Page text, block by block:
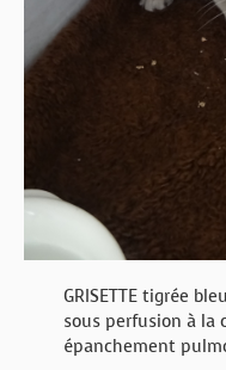
GRISETTE tigrée
sous perfusion à la
épanchement